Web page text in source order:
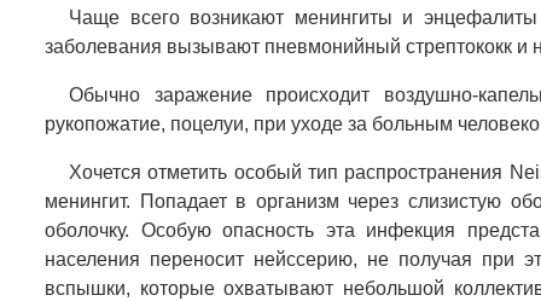
Чаще всего возникают менингиты и
заболевания вызывают пневмонийный стрептококк и
Обычно заражение происходит воздушно-
рукопожатие, поцелуи, при уходе за больным
Хочется отметить особый тип распространения
менингит. Попадает в организм через слизистую
оболочку. Особую опасность эта инфекция
населения переносит нейссерию, не получая при
вспышки, которые охватывают небольшой